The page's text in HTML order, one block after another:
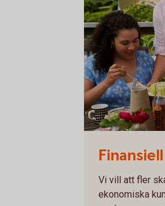
Vi vill att fler
ekonomiska